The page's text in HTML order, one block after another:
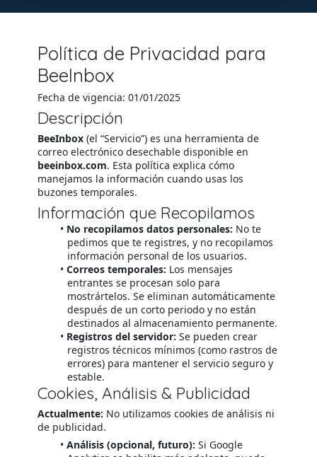
Política de Privacidad para
BeeInbox
Fecha de vigencia: 01/01/2025
Descripción
BeeInbox(el “Servicio”) es una herramienta de
correo electrónico desechable disponible en
beeinbox.com. Esta política explica cómo
manejamos la información cuando usas los
buzones temporales.
Información que Recopilamos
No recopilamos datos personales: No te
pedimos que te registres, y no recopilamos
información personal de los usuarios.
Correos temporales: Los mensajes
entrantes se procesan solo para
mostrártelos. Se eliminan automáticamente
después de un corto periodo y no están
destinados al almacenamiento permanente.
Registros del servidor: Se pueden crear
registros técnicos mínimos (como rastros de
errores) para mantener el servicio seguro y
estable.
Cookies, Análisis & Publicidad
Actualmente: No utilizamos cookies de análisis ni
de publicidad.
Análisis (opcional, futuro): Si Google